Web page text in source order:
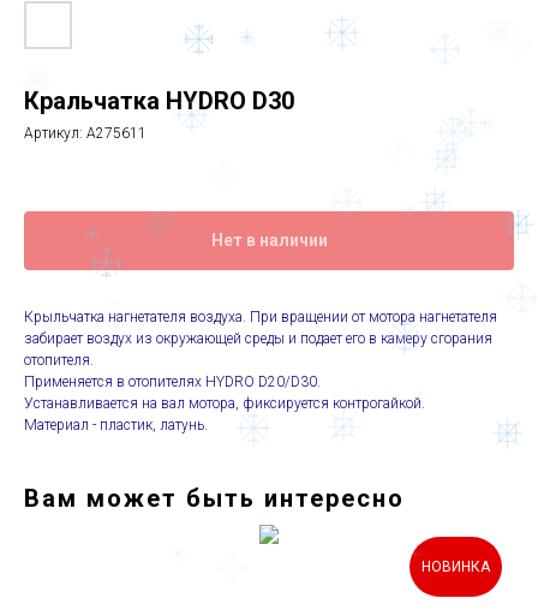
Кральчатка HYDRO D30
Артикул: A275611
Нет в наличии
Крыльчатка нагнетателя воздуха. При вращении от мотора нагнетателя
забирает воздух из окружающей среды и подает его в камеру сгорания
отопителя.
Применяется в отопителях HYDRO D20/D30.
Устанавливается на вал мотора, фиксируется контрогайкой.
Материал - пластик, латунь.
Вам может быть интересно
НОВИНКА